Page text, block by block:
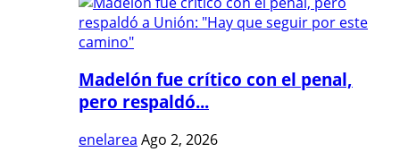
Madelón fue crítico con el penal,
pero respaldó...
enelarea Ago 2, 2026